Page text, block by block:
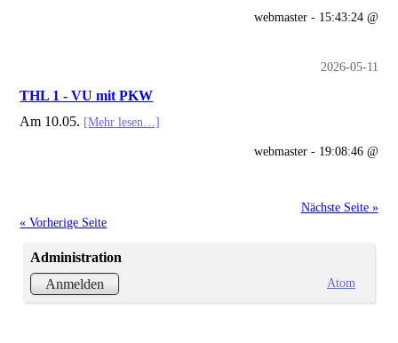
webmaster - 15:43:24 @
2026-05-11
THL 1 - VU mit PKW
Am 10.05. [Mehr lesen…]
webmaster - 19:08:46 @
Nächste Seite »
« Vorherige Seite
Administration
Anmelden
Atom